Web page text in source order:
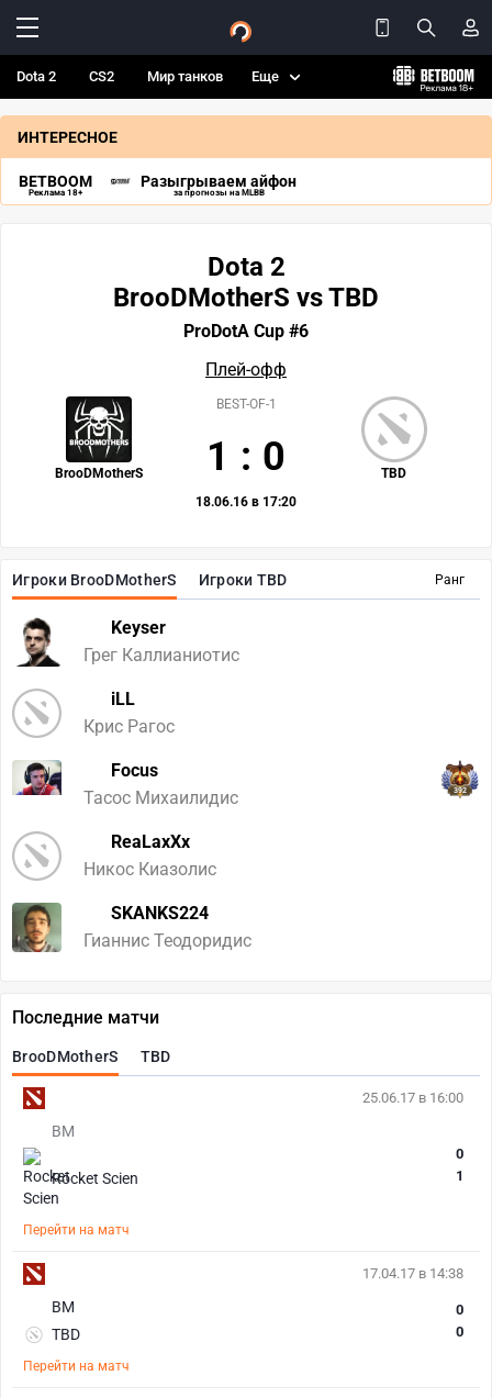
Dota 2 CS2 Мир танков Еще
ИНТЕРЕСНОЕ
BETBOOM
Реклама 18+
Разыгрываем айфон
за прогнозы на MLBB
Ранг
Игроки BrooDMotherS Игроки TBD
Keyser
Грег Каллианиотис
iLL
Крис Рагос
Focus
Тасос Михаилидис
392
ReaLaxXx
Никос Киазолис
SKANKS224
Гианнис Теодоридис
Dota 2
BrooDMotherS vs TBD
ProDotA Cup #6
Плей-офф
BrooDMotherS TBD
BEST-OF-1
1 : 0
18.06.16 в 17:20
Последние матчи
BrooDMotherS TBD
25.06.17 в 16:00
BM
Rocket Scien
0
1
Перейти на матч
17.04.17 в 14:38
BM
TBD
0
0
Перейти на матч